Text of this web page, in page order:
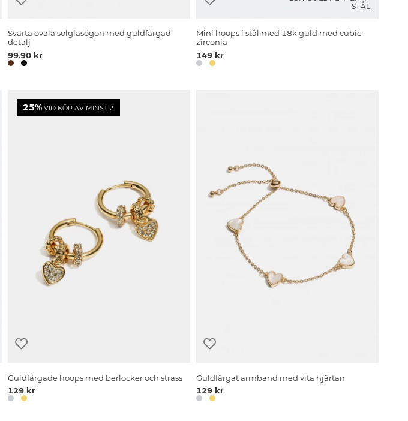
Svarta ovala solglasögon med guldfärgad
detalj
99.90 kr
STÅL
Mini hoops i stål med 18k guld med cubic
zirconia
149 kr
25% VID KÖP AV MINST 2
Guldfärgade hoops med berlocker och strass
129 kr
Guldfärgat armband med vita hjärtan
129 kr